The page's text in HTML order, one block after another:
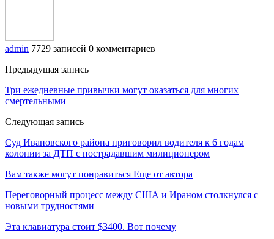
admin 7729 записей 0 комментариев
Предыдущая запись
Три ежедневные привычки могут оказаться для многих
смертельными
Следующая запись
Суд Ивановского района приговорил водителя к 6 годам
колонии за ДТП с пострадавшим милиционером
Вам также могут понравиться Еще от автора
Переговорный процесс между США и Ираном столкнулся с
новыми трудностями
Эта клавиатура стоит $3400. Вот почему